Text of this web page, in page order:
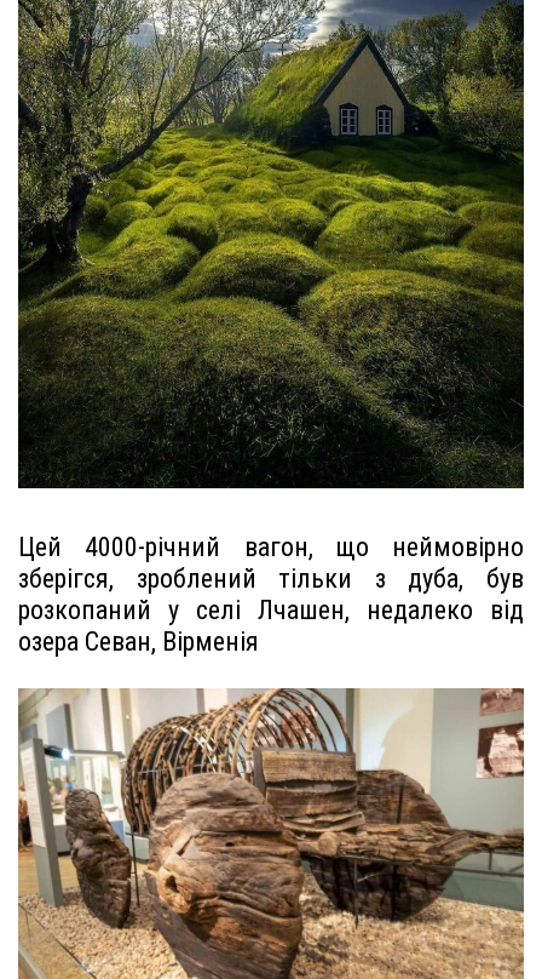
Цей 4000-річний вагон, що неймовірно
зберігся, зроблений тільки з дуба, був
розкопаний у селі Лчашен, недалеко від
озера Севан, Вірменія